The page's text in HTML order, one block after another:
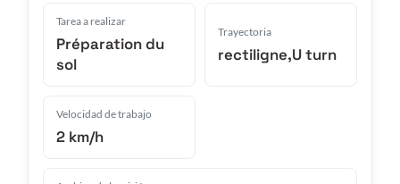
Tarea a realizar
Préparation du
sol
Trayectoria
rectiligne,U turn
Velocidad de trabajo
2 km/h